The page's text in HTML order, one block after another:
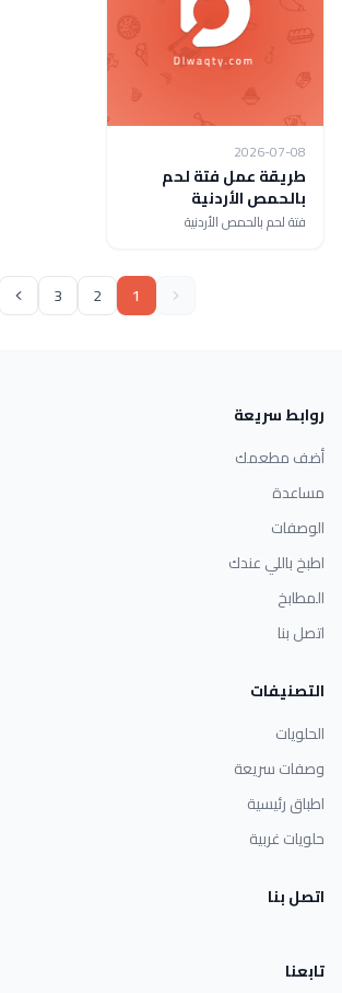
2026-07-08
طريقة عمل فتة لحم
بالحمص الأردنية
فتة لحم بالحمص الأردنية
1
2
3
روابط سريعة
أضف مطعمك
مساعدة
الوصفات
اطبخ باللي عندك
المطابخ
اتصل بنا
التصنيفات
الحلويات
وصفات سريعة
اطباق رئيسية
حلويات غربية
اتصل بنا
تابعنا